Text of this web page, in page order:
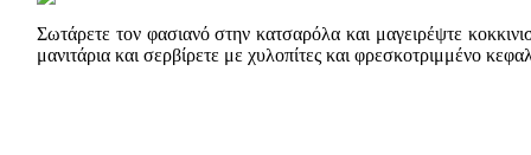
Σωτάρετε τον φασιανό στην κατσαρόλα και μαγειρέψτε
μανιτάρια και σερβίρετε με χυλοπίτες και φρεσκοτριμμένο